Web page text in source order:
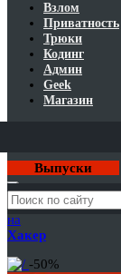
Взлом
Приватность
Трюки
Кодинг
Админ
Geek
Магазин
Выпуски
Годовая
подписка
на
Хакер
-50%